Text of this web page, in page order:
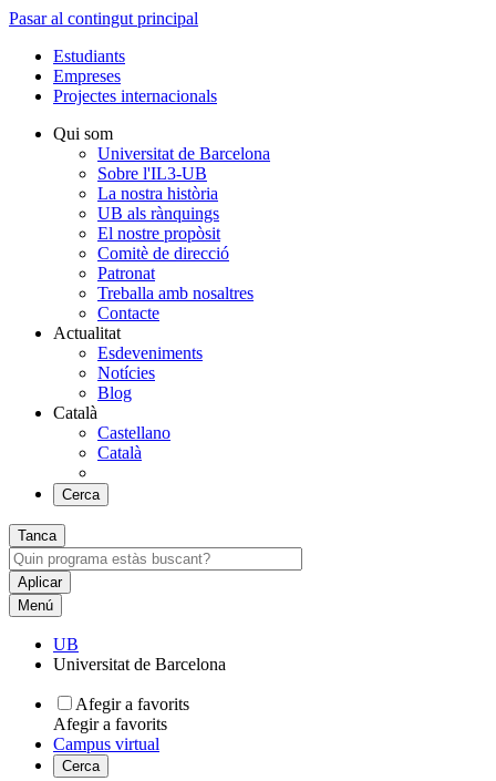
Pasar al contingut principal
Estudiants
Empreses
Projectes internacionals
Qui som
Universitat de Barcelona
Sobre l'IL3-UB
La nostra història
UB als rànquings
El nostre propòsit
Comitè de direcció
Patronat
Treballa amb nosaltres
Contacte
Actualitat
Esdeveniments
Notícies
Blog
Català
Castellano
Català
Cerca
Tanca
Menú
UB
Universitat de Barcelona
Afegir a favorits
Afegir a favorits
Campus virtual
Cerca